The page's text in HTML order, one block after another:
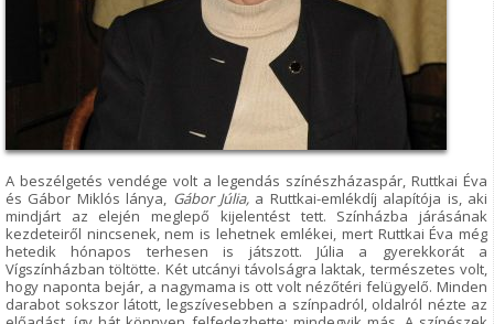
A beszélgetés vendége volt a legendás színészházaspár, Ruttkai Éva
és Gábor Miklós lánya, Gábor Júlia, a Ruttkai-emlékdíj alapítója is, aki
mindjárt az elején meglepő kijelentést tett. Színházba járásának
kezdeteiről nincsenek, nem is lehetnek emlékei, mert Ruttkai Éva még
hetedik hónapos terhesen is játszott. Júlia a gyerekkorát a
Vígszínházban töltötte. Két utcányi távolságra laktak, természetes volt,
hogy naponta bejár, a nagymama is ott volt nézőtéri felügyelő. Minden
darabot sokszor látott, legszívesebben a színpadról, oldalról nézte az